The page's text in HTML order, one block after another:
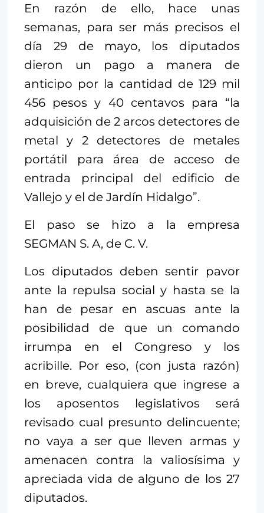
En razón de ello, hace unas
semanas, para ser más precisos el
día 29 de mayo, los diputados
dieron un pago a manera de
anticipo por la cantidad de 129 mil
456 pesos y 40 centavos para “la
adquisición de 2 arcos detectores de
metal y 2 detectores de metales
portátil para área de acceso de
entrada principal del edificio de
Vallejo y el de Jardín Hidalgo”.
El paso se hizo a la empresa
SEGMAN S. A, de C. V.
Los diputados deben sentir pavor
ante la repulsa social y hasta se la
han de pesar en ascuas ante la
posibilidad de que un comando
irrumpa en el Congreso y los
acribille. Por eso, (con justa razón)
en breve, cualquiera que ingrese a
los aposentos legislativos será
revisado cual presunto delincuente;
no vaya a ser que lleven armas y
amenacen contra la valiosísima y
apreciada vida de alguno de los 27
diputados.